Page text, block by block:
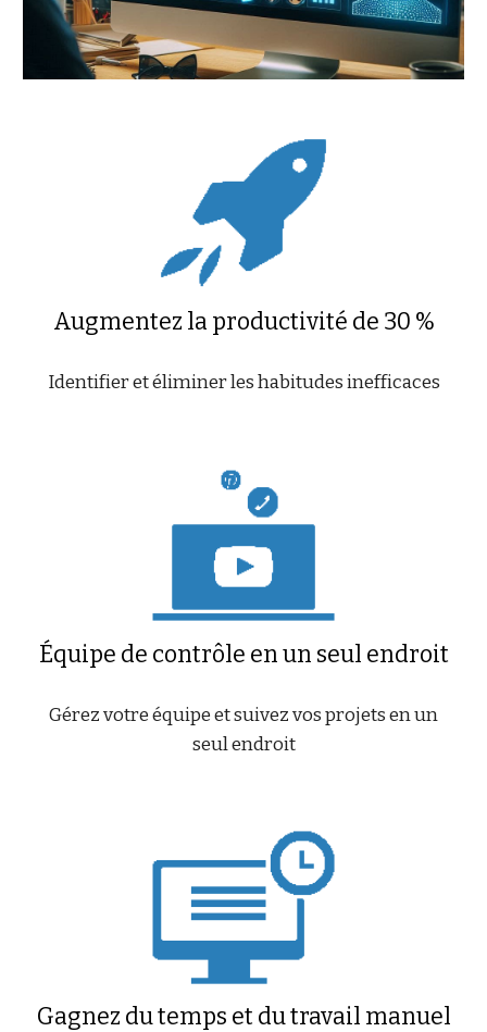
Augmentez la productivité de 30 %
Identifier et éliminer les habitudes inefficaces
Équipe de contrôle en un seul endroit
Gérez votre équipe et suivez vos projets en un
seul endroit
Gagnez du temps et du travail manuel